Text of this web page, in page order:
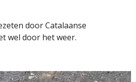
door Catalaanse
wel door het weer.